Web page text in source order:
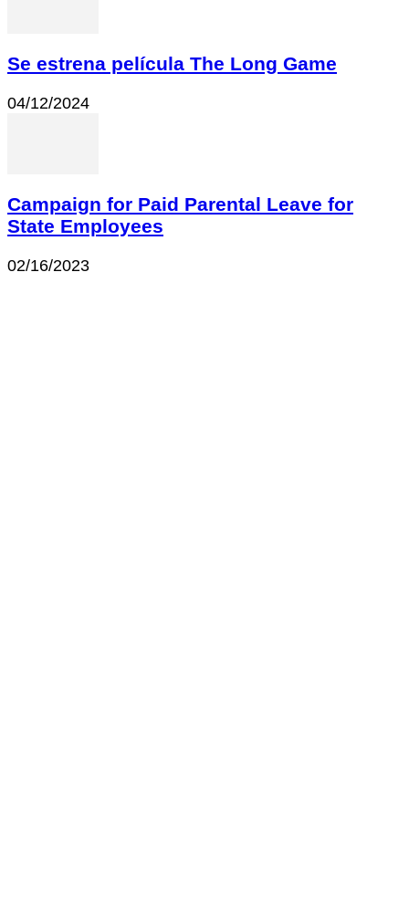
Se estrena película The Long Game
04/12/2024
Campaign for Paid Parental Leave for
State Employees
02/16/2023